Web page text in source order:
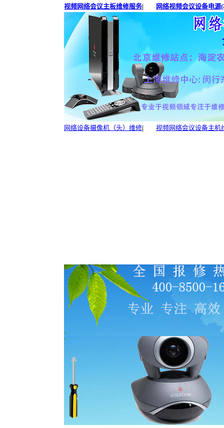
视频网络会议主板维修服务| 网络视频会议设备电源
网络设备摄像机（头）维修| 视频网络会议设备主机